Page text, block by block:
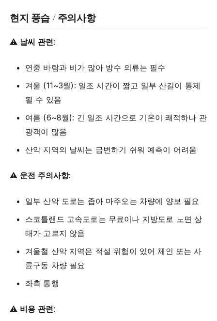
현지 풍습 / 주의사항
⚠️ 날씨 관련:
연중 바람과 비가 많아 방수 의류는 필수
겨울 (11~3월): 일조 시간이 짧고 일부 산길이 통제
될 수 있음
여름 (6~8월): 긴 일조 시간으로 기온이 쾌적하나 관
광객이 많음
산악 지역의 날씨는 급변하기 쉬워 예측이 어려움
⚠️ 운전 주의사항:
일부 산악 도로는 좁아 마주오는 차량에 양보 필요
스코틀랜드 고속도로는 무료이나 지방도로 노면 상
태가 고르지 않음
겨울철 산악 지역은 적설 위험이 있어 체인 또는 사
륜구동 차량 필요
좌측 통행
⚠️ 비용 관련: